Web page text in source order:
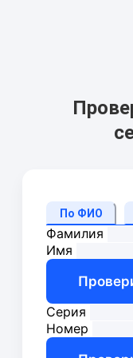
По ФИО
Фамилия
Имя
Серия
Номер